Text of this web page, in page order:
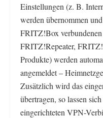
Einstellungen (z. B.
werden übernommen
FRITZ!Box
FRITZ!Repeater,
Produkte) werden
angemeldet –
Zusätzlich wird das
übertragen, so lassen
eingerichteten VPN-